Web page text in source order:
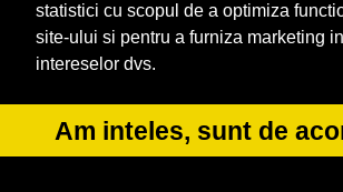
statistici cu scopul de a optimiza
site-ului si pentru a furniza marketing
intereselor dvs.
Am inteles, sunt de
CentruInchirieri.ro
Cursuri Romania
© 2014-2026 Powered byVilonMedia&
ANPC SOL